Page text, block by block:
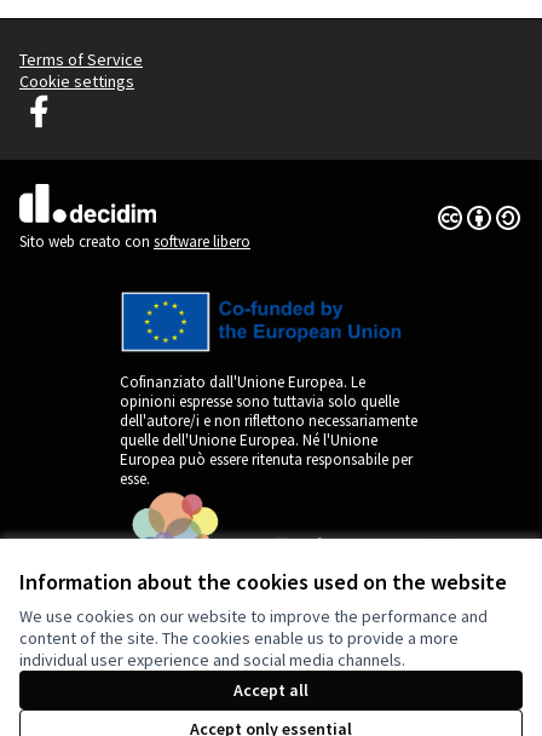
Information about the cookies used on the website
We use cookies on our website to improve the performance and
content of the site. The cookies enable us to provide a more
individual user experience and social media channels.
Accept all
Accept only essential
Terms of Service
Cookie settings
Decidim Ljubljana su Facebook
(Collegamento esterno)
Sito web creato con software libero
Licenza
Cofinanziato dall'Unione Europea. Le
opinioni espresse sono tuttavia solo quelle
dell'autore/i e non riflettono necessariamente
quelle dell'Unione Europea. Né l'Unione
Europea può essere ritenuta responsabile per
esse.
by